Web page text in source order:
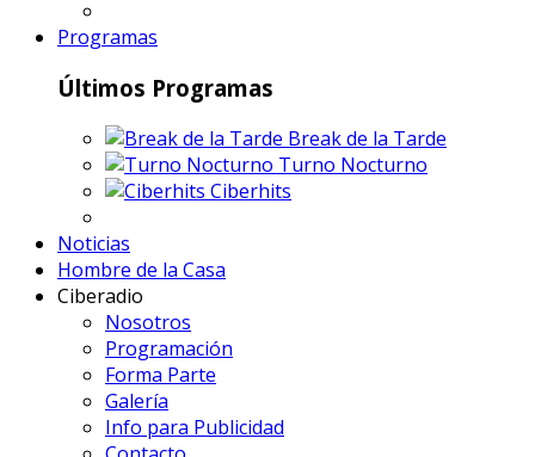
Programas
Últimos Programas
Break de la Tarde
Turno Nocturno
Ciberhits
Noticias
Hombre de la Casa
Ciberadio
Nosotros
Programación
Forma Parte
Galería
Info para Publicidad